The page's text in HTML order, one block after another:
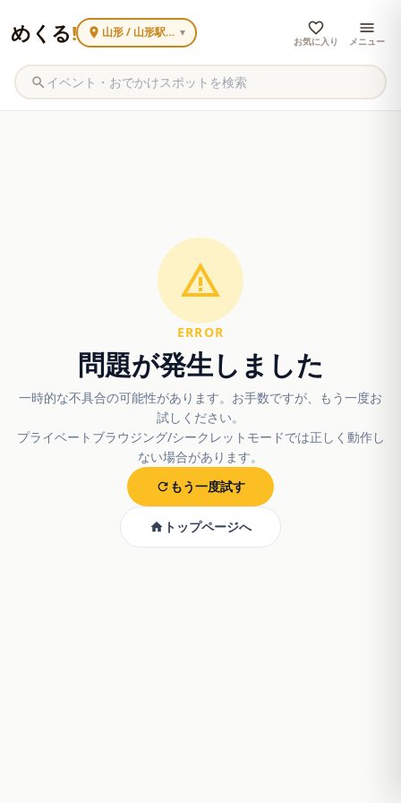
めくる! 山形 / 山形駅周辺
▼
お気に入り メニュー
ERROR
問題が発生しました
一時的な不具合の可能性があります。お手数ですが、もう一度お
試しください。
プライベートブラウジング/シークレットモードでは正しく動作し
ない場合があります。
もう一度試す
トップページへ